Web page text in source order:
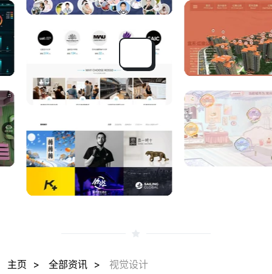
企业A
主页 全部资讯 视觉设计